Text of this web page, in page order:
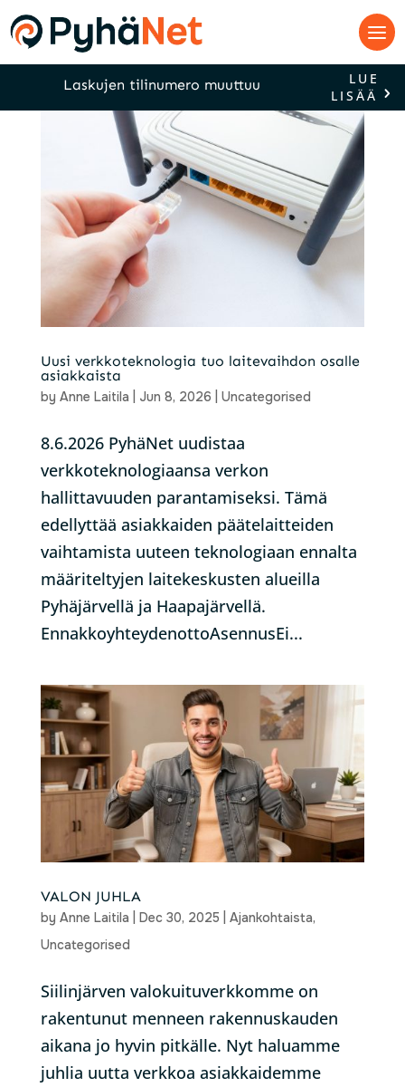
Laskujen tilinumero muuttuu
LUE
LISÄÄ
Uusi verkkoteknologia tuo laitevaihdon osalle
asiakkaista
by Anne Laitila Jun 8, 2026 Uncategorised
8.6.2026 PyhäNet uudistaa
verkkoteknologiaansa verkon
hallittavuuden parantamiseksi. Tämä
edellyttää asiakkaiden päätelaitteiden
vaihtamista uuteen teknologiaan ennalta
määriteltyjen laitekeskusten alueilla
Pyhäjärvellä ja Haapajärvellä.
EnnakkoyhteydenottoAsennusEi...
VALON JUHLA
by Anne Laitila Dec 30, 2025 Ajankohtaista,
Uncategorised
Siilinjärven valokuituverkkomme on
rakentunut menneen rakennuskauden
aikana jo hyvin pitkälle. Nyt haluamme
juhlia uutta verkkoa asiakkaidemme